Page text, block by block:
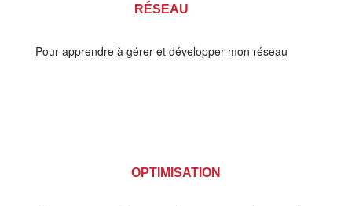
RÉSEAU
Pour apprendre à gérer et développer mon réseau
OPTIMISATION